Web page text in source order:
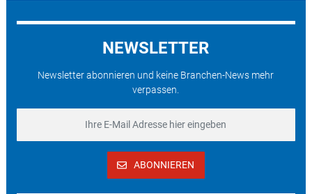
NEWSLETTER
Newsletter abonnieren und keine Branchen-News mehr
verpassen.
ABONNIEREN